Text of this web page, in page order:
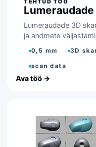
Lumeraudade 3D
ja andmete
0,5 mm 3D
scan data